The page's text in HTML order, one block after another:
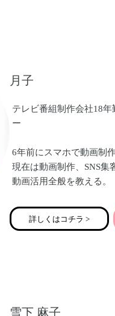
一緒に楽しく学びましょ
よろしくお願い致します。
月子
テレビ番組制作会社18
ー
6年前にスマホで動画制
現在は動画制作、SNS集
動画活用全般を教える。
講師のスキルとディレ
に
HP、ライン公式、オン
詳しくはコチラ >
雪下 麻子